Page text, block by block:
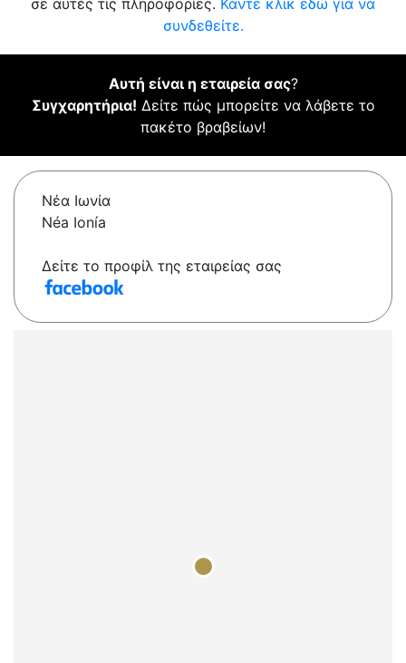
σε αυτές τις πληροφορίες. Κάντε κλικ εδώ για να
συνδεθείτε.
Αυτή είναι η εταιρεία σας?
Συγχαρητήρια! Δείτε πώς μπορείτε να λάβετε το
πακέτο βραβείων!
Νέα Ιωνία
Néa Ionía
Δείτε το προφίλ της εταιρείας σας